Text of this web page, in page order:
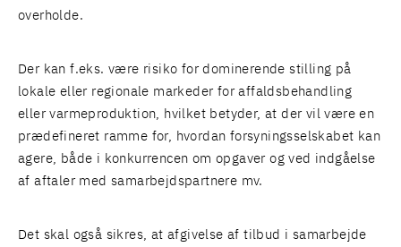
overholde.
Der kan f.eks. være risiko for dominerende stilling på
lokale eller regionale markeder for affaldsbehandling
eller varmeproduktion, hvilket betyder, at der vil være en
prædefineret ramme for, hvordan forsyningsselskabet kan
agere, både i konkurrencen om opgaver og ved indgåelse
af aftaler med samarbejdspartnere mv.
Det skal også sikres, at afgivelse af tilbud i samarbejde